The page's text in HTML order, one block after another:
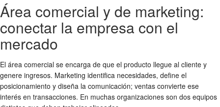
Área comercial y de marketing:
conectar la empresa con el
mercado
El área comercial se encarga de que el producto llegue al cliente y
genere ingresos. Marketing identifica necesidades, define el
posicionamiento y diseña la comunicación; ventas convierte ese
interés en transacciones. En muchas organizaciones son dos equipos